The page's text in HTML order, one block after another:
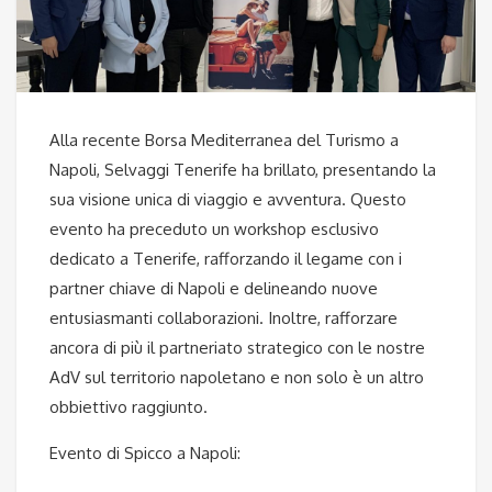
Alla recente Borsa Mediterranea del Turismo a
Napoli, Selvaggi Tenerife ha brillato, presentando la
sua visione unica di viaggio e avventura. Questo
evento ha preceduto un workshop esclusivo
dedicato a Tenerife, rafforzando il legame con i
partner chiave di Napoli e delineando nuove
entusiasmanti collaborazioni. Inoltre, rafforzare
ancora di più il partneriato strategico con le nostre
AdV sul territorio napoletano e non solo è un altro
obbiettivo raggiunto.
Evento di Spicco a Napoli: